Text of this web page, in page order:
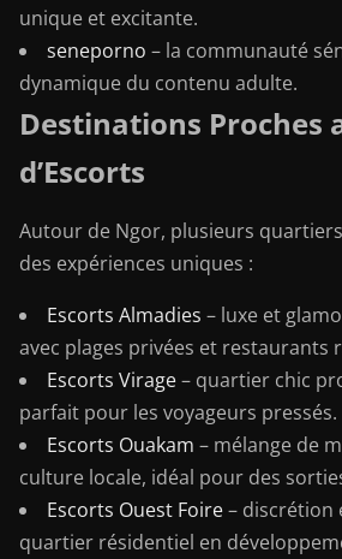
unique et excitante.
seneporno – la communauté
dynamique du contenu adulte.
Destinations Proches
d’Escorts
Autour de Ngor, plusieurs
des expériences uniques :
Escorts Almadies – luxe et
avec plages privées et restaurants
Escorts Virage– quartier chic
parfait pour les voyageurs pressés.
Escorts Ouakam – mélange de
culture locale, idéal pour des
Escorts Ouest Foire– discrétion
quartier résidentiel en